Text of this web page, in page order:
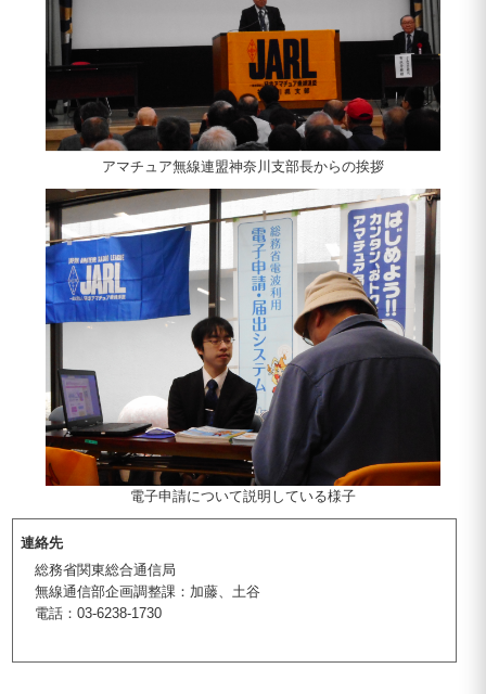
アマチュア無線連盟神奈川支部長からの挨拶
電子申請について説明している様子
連絡先
総務省関東総合通信局
無線通信部企画調整課：加藤、土谷
電話：03-6238-1730